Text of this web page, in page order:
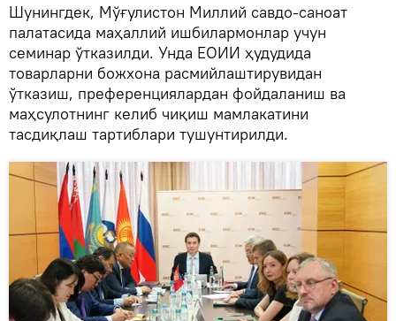
Шунингдек, Мўғулистон Миллий савдо-саноат
палатасида маҳаллий ишбилармонлар учун
семинар ўтказилди. Унда ЕОИИ ҳудудида
товарларни божхона расмийлаштирувидан
ўтказиш, преференциялардан фойдаланиш ва
маҳсулотнинг келиб чиқиш мамлакатини
тасдиқлаш тартиблари тушунтирилди.